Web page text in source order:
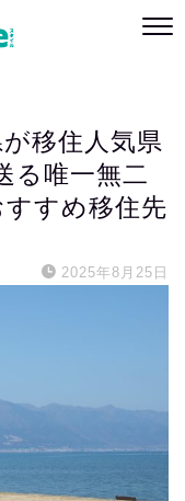
移住人気県
る唯一無二
すめ移住先
2025年8月25日